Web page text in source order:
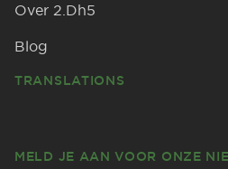
Over 2.Dh5
Blog
TRANSLATIONS
MELD JE AAN VOOR ONZE